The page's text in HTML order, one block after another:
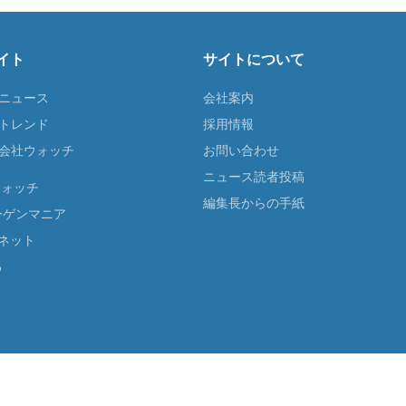
ト
ュース
レンド
社ウォッチ
ッチ
ンマニア
ット
サイトについて
会社案内
採用情報
お問い合わせ
ニュース読者投稿
編集長からの手紙